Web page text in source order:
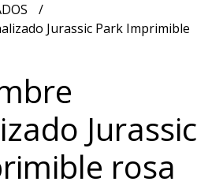
Jurassic Park Imprimible
Jurassic
rosa